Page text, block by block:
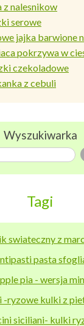
z nalesnikow
serowe
jajka barwione
pokrzywa w
czekoladowe
z cebuli
Wyszukiwarka
Tagi
swiateczny z
pasta
pia - wersja
-ryzowe kulki z
siciliani- kulki